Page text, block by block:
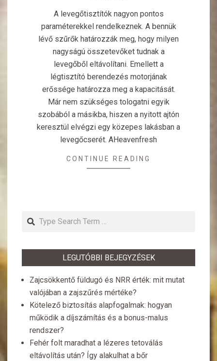
A levegőtisztítók nagyon pontos
paraméterekkel rendelkeznek. A bennük
lévő szűrők határozzák meg, hogy milyen
nagyságú összetevőket tudnak a
levegőből eltávolítani. Emellett a
légtisztító berendezés motorjának
erőssége határozza meg a kapacitását.
Már nem szükséges tologatni egyik
szobából a másikba, hiszen a nyitott ajtón
keresztül elvégzi egy közepes lakásban a
levegőcserét. AHeavenfresh
CONTINUE READING
Search
LEGUTÓBBI BEJEGYZÉSEK
Zajcsökkentő füldugó és NRR érték: mit mutat
valójában a zajszűrés mértéke?
Kötelező biztosítás alapfogalmak: hogyan
működik a díjszámítás és a bonus-malus
rendszer?
Fehér folt maradhat a lézeres tetoválás
eltávolítás után? Így alakulhat a bőr